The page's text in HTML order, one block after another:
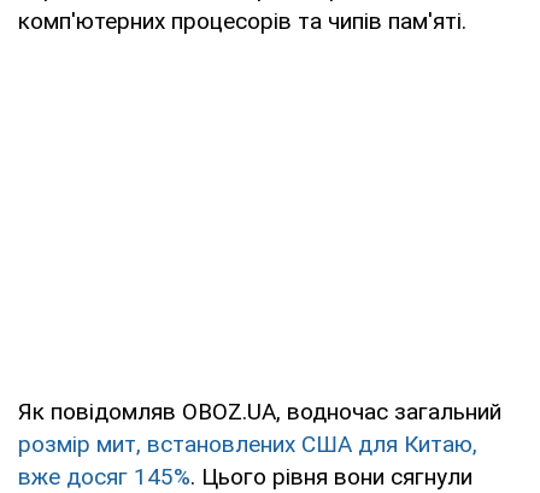
комп'ютерних процесорів та чипів пам'яті.
Як повідомляв OBOZ.UA, водночас загальний
розмір мит, встановлених США для Китаю,
вже досяг 145%. Цього рівня вони сягнули